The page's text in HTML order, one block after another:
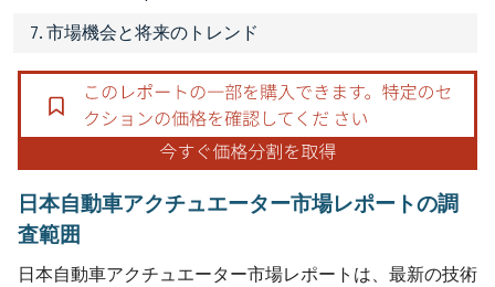
7. 市場機会と将来のトレンド
日本自動車アクチュエーター市場レポートの調
査範囲
日本自動車アクチュエーター市場レポートは、最新の技術